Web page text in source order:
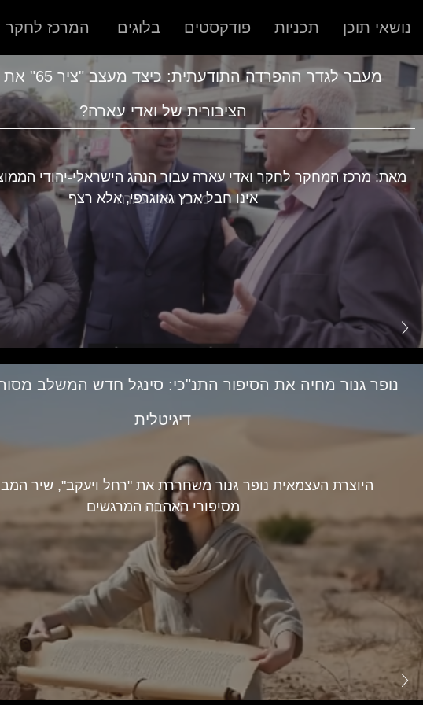
נושאי תוכן תכניות פודקסטים בלוגים המרכז לחקר
מעבר לגדר ההפרדה
הציבורית של ואדי עארה?
מרכז ואדי עארה
מאת: מרכז המחקר לחקר ואדי עארה עבור הנהג הישראלי-יהודי
אינו חבל ארץ גאוגרפי, אלא רצף
נופר גנור מחיה את הסיפור התנ"כי: סינגל חדש המשלב
דיגיטלית
תרבות
היוצרת העצמאית נופר גנור משחררת את "רחל ויעקב", שיר
מסיפורי האהבה המרגשים